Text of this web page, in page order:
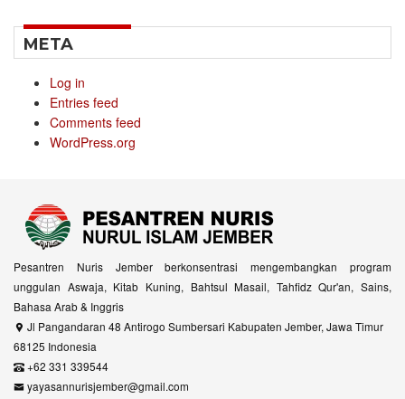
META
Log in
Entries feed
Comments feed
WordPress.org
Pesantren Nuris Jember berkonsentrasi mengembangkan program
unggulan Aswaja, Kitab Kuning, Bahtsul Masail, Tahfidz Qur'an, Sains,
Bahasa Arab & Inggris
Jl Pangandaran 48 Antirogo Sumbersari Kabupaten Jember, Jawa Timur
68125 Indonesia
+62 331 339544
yayasannurisjember@gmail.com